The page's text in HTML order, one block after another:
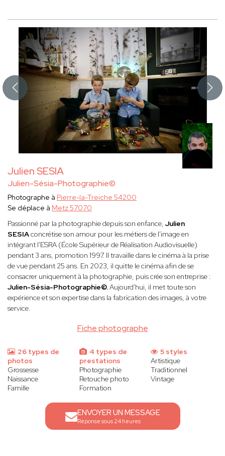
Julien SESIA
Julien-Sésia-Photographie©
Fiche photographe
Photographe à Pierre-la-Treiche 54200
Se déplace à Metz 57070
Passionné par la photographie depuis son enfance, Julien
SESIAconcrétise son amour pour les métiers de l'image en
intégrant l'ESRA (École Supérieur de Réalisation Audiovisuelle)
pendant 3 ans, promotion 1997. Il travaille dans le cinéma à la prise
de vue pendant 25 ans. En 2023, il quitte le cinéma afin de se
consacrer uniquement à la photographie, puis crée son entreprise :
Julien-Sésia-Photographie©.Aujourd'hui, il met toute son
expérience et son expertise dans la fabrication des images, à votre
service.
26 types de
photos
Grossesse
Naissance
Famille
4 types de
prestations
Photographie
Retouche photo
Formation
5 styles
Artistique
Traditionnel
Vintage
ENVOYER UN MESSAGE
Réponse sous 24 heures